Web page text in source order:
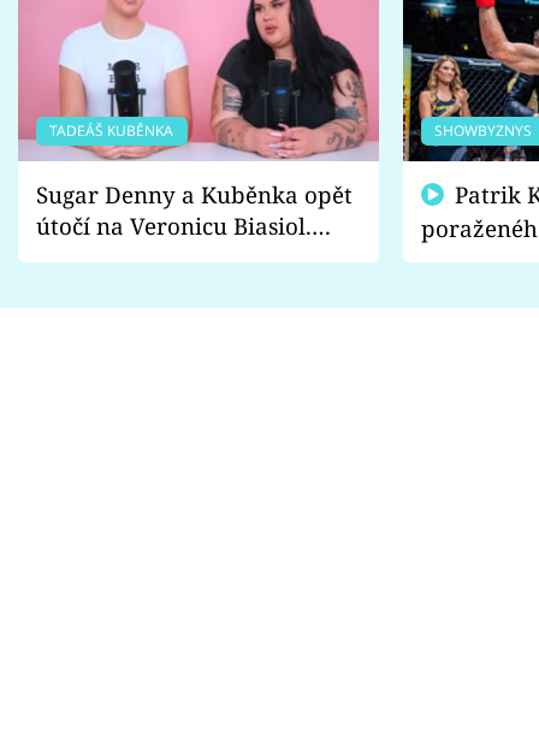
TADEÁŠ KUBĚNKA
Sugar Denny a Kuběnka opět
útočí na Veronicu Biasiol.
Proč je podle nich falešná a
SHOWBYZNYS
fanoušci